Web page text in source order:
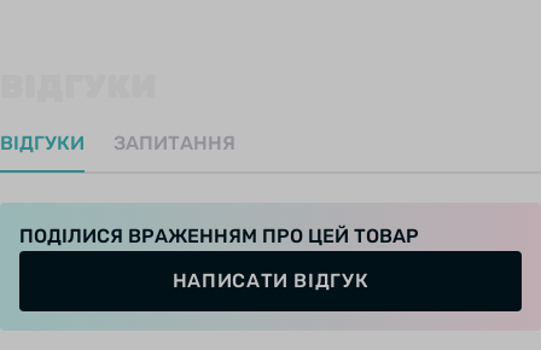
конструкции, стальная рама представляет
ВІДГУКИ ЗАПИТАННЯ
ПОДІЛИСЯ ВРАЖЕННЯМ ПРО ЦЕЙ ТОВАР
НАПИСАТИ ВІДГУК